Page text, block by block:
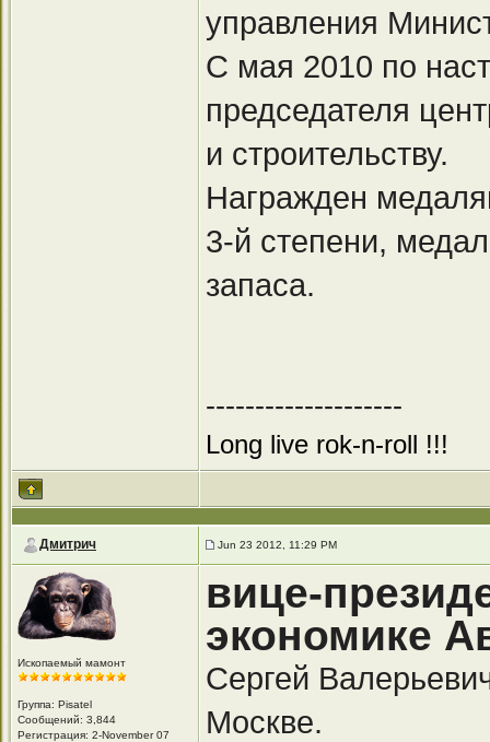
управления
С мая 2010 по
председателя
и строительству.
Награжден
3-й степени,
запаса.
--------------------
Long live rok-n-roll !!!
Дмитрич Jun 23 2012, 11:29 PM
Ископаемый мамонт
Группа: Pisatel
Сообщений: 3,844
Регистрация: 2-November 07
вице-
экономике
Сергей
Москве.